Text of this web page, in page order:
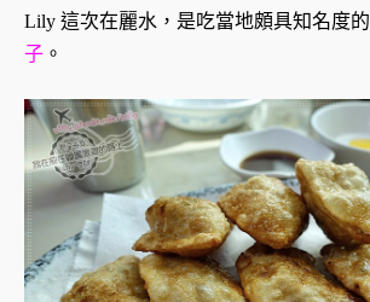
Lily 這次在麗水，是吃當地頗具知名度的
子 。